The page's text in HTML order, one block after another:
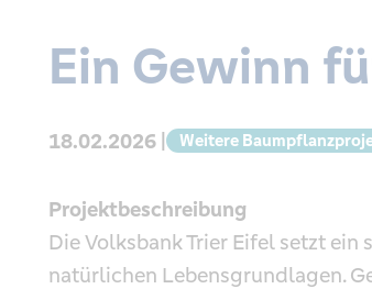
Ein Gewinn
18.02.2026 | Weitere
Projektbeschreibung
Die Volksbank Trier Eifel setzt
natürlichen Lebensgrundlagen.